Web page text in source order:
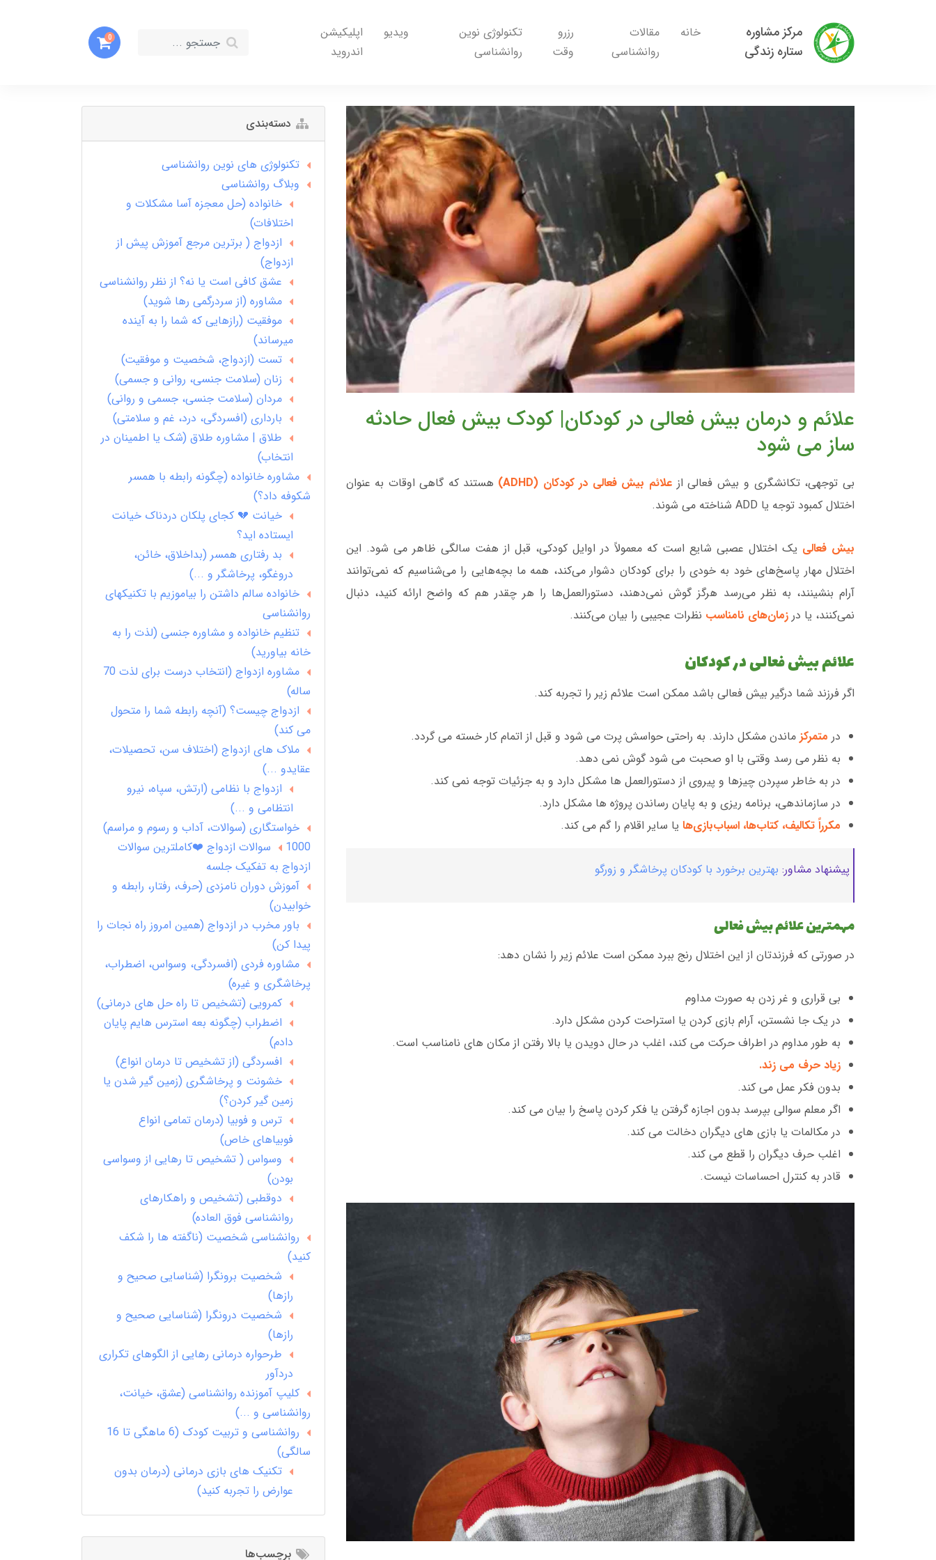
مرکز مشاوره
ستاره زندگی
خانه
مقالات
روانشناسی
رزرو
وقت
تکنولوژی نوین
روانشناسی
ویدیو
اپلیکیشن
اندروید
0
علائم و درمان بیش فعالی در کودکان| کودک بیش فعال حادثه
ساز می شود
بی توجهی، تکانشگری و بیش فعالی از علائم بیش فعالی در کودکان (ADHD)
هستند که گاهی اوقات به عنوان
اختلال کمبود توجه یا ADD شناخته می شوند.
بیش فعالی یک اختلال عصبی شایع است که معمولاً در اوایل کودکی، قبل از هفت سالگی ظاهر می شود. این
اختلال مهار پاسخ‌های خود به خودی را برای کودکان دشوار می‌کند، همه ما بچه‌هایی را می‌شناسیم که نمی‌توانند
آرام بنشینند، به نظر می‌رسد هرگز گوش نمی‌دهند، دستورالعمل‌ها را هر چقدر هم که واضح ارائه کنید، دنبال
نمی‌کنند، یا در زمان‌های نامناسب نظرات عجیبی را بیان می‌کنند.
علائم بیش فعالی در کودکان
اگر فرزند شما درگیر بیش فعالی باشد ممکن است علائم زیر را تجربه کند.
در متمرکز ماندن مشکل دارند. به راحتی حواسش پرت می شود و قبل از اتمام کار خسته می گردد.
به نظر می رسد وقتی با او صحبت می شود گوش نمی دهد.
در به خاطر سپردن چیزها و پیروی از دستورالعمل ها مشکل دارد و به جزئیات توجه نمی کند.
در سازماندهی، برنامه ریزی و به پایان رساندن پروژه ها مشکل دارد.
مکرراً تکالیف، کتاب‌ها، اسباب‌بازی‌ها یا سایر اقلام را گم می کند.
پیشنهاد مشاور: بهترین برخورد با کودکان پرخاشگر و زورگو
مهمترین علائم بیش فعالی
در صورتی که فرزندتان از این اختلال رنج ببرد ممکن است علائم زیر را نشان دهد:
بی قراری و غر زدن به صورت مداوم
در یک جا نشستن، آرام بازی کردن یا استراحت کردن مشکل دارد.
به طور مداوم در اطراف حرکت می کند، اغلب در حال دویدن یا بالا رفتن از مکان های نامناسب است.
زیاد حرف می زند.
بدون فکر عمل می کند.
اگر معلم سوالی بپرسد بدون اجازه گرفتن یا فکر کردن پاسخ را بیان می کند.
در مکالمات یا بازی های دیگران دخالت می کند.
اغلب حرف دیگران را قطع می کند.
قادر به کنترل احساسات نیست.
دسته‌بندی
تکنولوژی های نوین روانشناسی
وبلاگ روانشناسی
خانواده (حل معجزه آسا مشکلات و
اختلافات)
ازدواج ( برترین مرجع آموزش پیش از
ازدواج)
عشق کافی است یا نه؟ از نظر روانشناسی
مشاوره (از سردرگمی رها شوید)
موفقیت (رازهایی که شما را به آینده
میرساند)
تست (ازدواج، شخصیت و موفقیت)
زنان (سلامت جنسی، روانی و جسمی)
مردان (سلامت جنسی، جسمی و روانی)
بارداری (افسردگی، درد، غم و سلامتی)
طلاق | مشاوره طلاق (شک یا اطمینان در
انتخاب)
مشاوره خانواده (چگونه رابطه با همسر
شکوفه داد؟)
خیانت 💔 کجای پلکان دردناک خیانت
ایستاده اید؟
بد رفتاری همسر (بداخلاق، خائن،
دروغگو، پرخاشگر و ...)
خانواده سالم داشتن را بیاموزیم با تکنیکهای
روانشناسی
تنظیم خانواده و مشاوره جنسی (لذت را به
خانه بیاورید)
مشاوره ازدواج (انتخاب درست برای لذت 70
ساله)
ازدواج چیست؟ (آنچه رابطه شما را متحول
می کند)
ملاک های ازدواج (اختلاف سن، تحصیلات،
عقایدو ...)
ازدواج با نظامی (ارتش، سپاه، نیرو
انتظامی و ...)
خواستگاری (سوالات، آداب و رسوم و مراسم)
1000 سوالات ازدواج ❤️کاملترین سوالات
ازدواج به تفکیک جلسه
آموزش دوران نامزدی (حرف، رفتار، رابطه و
خوابیدن)
باور مخرب در ازدواج (همین امروز راه نجات را
پیدا کن)
مشاوره فردی (افسردگی، وسواس، اضطراب،
پرخاشگری و غیره)
کمرویی (تشخیص تا راه حل های درمانی)
اضطراب (چگونه بعه استرس هایم پایان
دادم)
افسردگی (از تشخیص تا درمان انواع)
خشونت و پرخاشگری (زمین گیر شدن یا
زمین گیر کردن؟)
ترس و فوبیا (درمان تمامی انواع
فوبیاهای خاص)
وسواس ( تشخیص تا رهایی از وسواسی
بودن)
دوقطبی (تشخیص و راهکارهای
روانشناسی فوق العاده)
روانشناسی شخصیت (ناگفته ها را شکف
کنید)
شخصیت برونگرا (شناسایی صحیح و
رازها)
شخصیت درونگرا (شناسایی صحیح و
رازها)
طرحواره درمانی رهایی از الگوهای تکراری
دردآور
کلیپ آموزنده روانشناسی (عشق، خیانت،
روانشناسی و ...)
روانشناسی و تربیت کودک (6 ماهگی تا 16
سالگی)
تکنیک های بازی درمانی (درمان بدون
عوارض را تجربه کنید)
برچسب‌ها